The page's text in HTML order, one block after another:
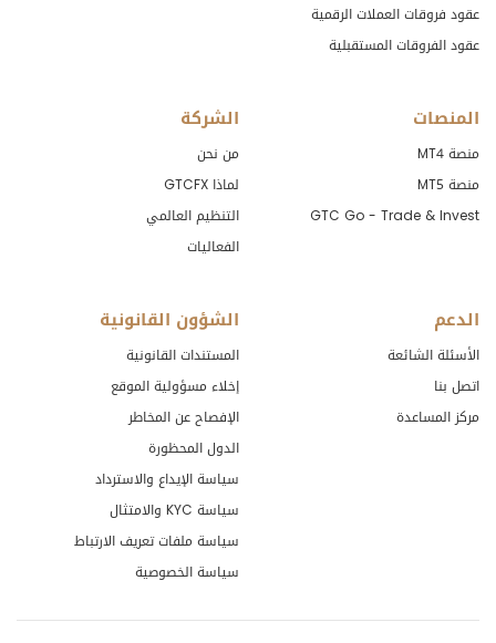
عقود فروقات العملات الرقمية
عقود الفروقات المستقبلية
المنصات
منصة MT4
منصة MT5
GTC Go - Trade & Invest
الشركة
من نحن
لماذا GTCFX
التنظيم العالمي
الفعاليات
الدعم
الأسئلة الشائعة
اتصل بنا
مركز المساعدة
الشؤون القانونية
المستندات القانونية
إخلاء مسؤولية الموقع
الإفصاح عن المخاطر
الدول المحظورة
سياسة الإيداع والاسترداد
سياسة KYC والامتثال
سياسة ملفات تعريف الارتباط
سياسة الخصوصية